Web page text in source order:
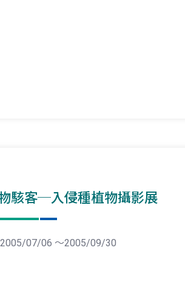
駭客─入侵種植物攝影展
07/06 ～2005/09/30